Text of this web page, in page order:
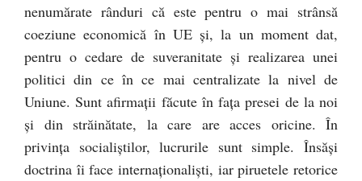
nenumărate rânduri că este pentru o mai strânsă
coeziune economică în UE și, la un moment dat,
pentru o cedare de suveranitate și realizarea unei
politici din ce în ce mai centralizate la nivel de
Uniune. Sunt afirmații făcute în fața presei de la noi
și din străinătate, la care are acces oricine. În
privința socialiștilor, lucrurile sunt simple. Însăși
doctrina îi face internaționaliști, iar piruetele retorice